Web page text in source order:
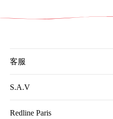
客服
S.A.V
Redline Paris